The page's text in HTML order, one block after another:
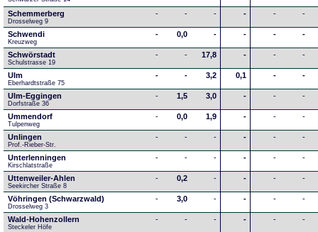
Schemmerberg
Drosselweg 9
- - - - - -
Schwendi
Kreuzweg
- 0,0 - - - -
Schwörstadt
Schulstrasse 19
- - 17,8 - - -
Ulm
Eberhardtstraße 75
- - 3,2 0,1 - -
Ulm-Eggingen
Dorfstraße 36
- 1,5 3,0 - - -
Ummendorf
Tulpenweg
- 0,0 1,9 - - -
Unlingen
Prof.-Rieber-Str.
- - - - - -
Unterlenningen
Kirschlatstraße
- - - - - -
Uttenweiler-Ahlen
Seekircher Straße 8
- 0,2 - - - -
Vöhringen (Schwarzwald)
Drosselweg 3
- 3,0 - - - -
Wald-Hohenzollern
Steckeler Höfe
- - - - - -